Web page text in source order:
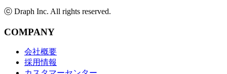
ⓒ Draph Inc. All rights reserved.
COMPANY
会社概要
採用情報